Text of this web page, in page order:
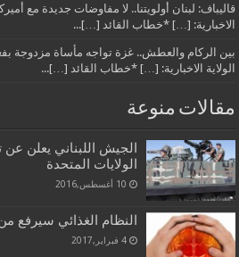
قاليباف: لبنان أولويتنا.. لا مفاوضات جديدة مع
الاخبارية: […] *خطاب القائد […]...
بين الركام والعطش.. غزة تواجه مأساة مزدوجة
الولاية الاخبارية: […] *خطاب القائد […]...
مقالات منوعة
الجيش اللبناني يعلن
الولايات المتحدة
10 أغسطس,2016
النظام الغذائي سيرفع
4 فبراير,2017